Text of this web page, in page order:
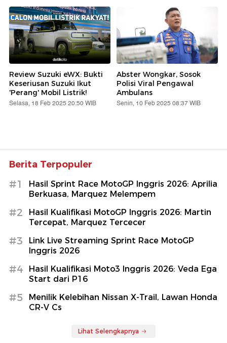
Review Suzuki eWX: Bukti
Keseriusan Suzuki Ikut
'Perang' Mobil Listrik!
Selasa, 18 Feb 2025 20:50 WIB
Abster Wongkar, Sosok
Polisi Viral Pengawal
Ambulans
Senin, 10 Feb 2025 08:37 WIB
Berita Terpopuler
#1
Hasil Sprint Race MotoGP Inggris 2026: Aprilia
Berkuasa, Marquez Melempem
#2
Hasil Kualifikasi MotoGP Inggris 2026: Martin
Tercepat, Marquez Tercecer
#3
Link Live Streaming Sprint Race MotoGP
Inggris 2026
#4
Hasil Kualifikasi Moto3 Inggris 2026: Veda Ega
Start dari P16
#5
Menilik Kelebihan Nissan X-Trail, Lawan Honda
CR-V Cs
Lihat Selengkapnya